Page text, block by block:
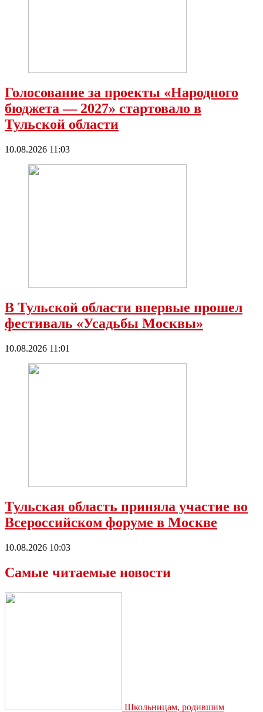
Голосование за проекты «Народного
бюджета — 2027» стартовало в
Тульской области
10.08.2026 11:03
В Тульской области впервые прошел
фестиваль «Усадьбы Москвы»
10.08.2026 11:01
Тульская область приняла участие во
Всероссийском форуме в Москве
10.08.2026 10:03
Самые читаемые новости
Школьницам, родившим